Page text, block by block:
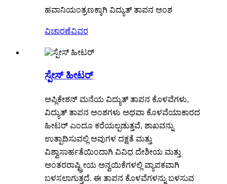
ಹವಾನಿಯಂತ್ರಣಕ್ಕಾಗಿ ವಿದ್ಯುತ್ ತಾಪನ ಅಂಶ
ವಿಚಾರಣೆವಿವರ
ಸ್ಪೇಸ್ ಹೀಟರ್
ಅಪ್ಲಿಕೇಶನ್ ಮನೆಯ ವಿದ್ಯುತ್ ತಾಪನ ಕೊಳವೆಗಳು,
ವಿದ್ಯುತ್ ತಾಪನ ಅಂಶಗಳು ಅಥವಾ ಕೊಳವೆಯಾಕಾರದ
ಹೀಟರ್ ಎಂದೂ ಕರೆಯಲ್ಪಡುತ್ತವೆ, ಶಾಖವನ್ನು
ಉತ್ಪಾದಿಸುವಲ್ಲಿ ಅವುಗಳ ದಕ್ಷತೆ ಮತ್ತು
ವಿಶ್ವಾಸಾರ್ಹತೆಯಿಂದಾಗಿ ವಿವಿಧ ದೇಶೀಯ ಮತ್ತು
ಅಂತರರಾಷ್ಟ್ರೀಯ ಅನ್ವಯಿಕೆಗಳಲ್ಲಿ ವ್ಯಾಪಕವಾಗಿ
ಬಳಸಲಾಗುತ್ತದೆ. ಈ ತಾಪನ ಕೊಳವೆಗಳನ್ನು ಬಳಸುವ